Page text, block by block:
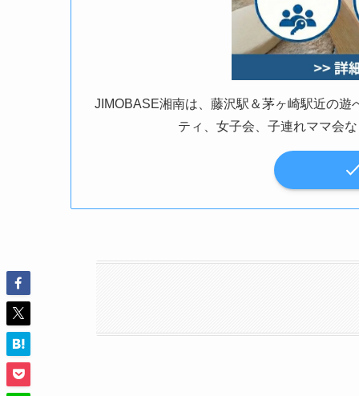
JIMOBASE湘南は、藤沢駅＆茅ヶ崎駅近の
ティ、女子会、子連れママ会